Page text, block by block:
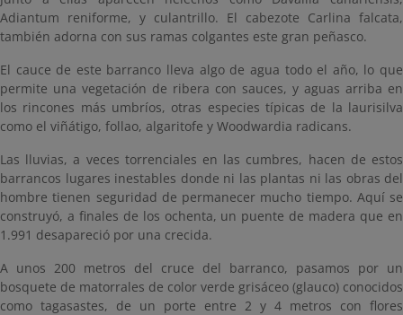
Adiantum reniforme, y culantrillo. El cabezote Carlina falcata,
también adorna con sus ramas colgantes este gran peñasco.
El cauce de este barranco lleva algo de agua todo el año, lo que
permite una vegetación de ribera con sauces, y aguas arriba en
los rincones más umbríos, otras especies típicas de la laurisilva
como el viñátigo, follao, algaritofe y Woodwardia radicans.
Las lluvias, a veces torrenciales en las cumbres, hacen de estos
barrancos lugares inestables donde ni las plantas ni las obras del
hombre tienen seguridad de permanecer mucho tiempo. Aquí se
construyó, a finales de los ochenta, un puente de madera que en
1.991 desapareció por una crecida.
A unos 200 metros del cruce del barranco, pasamos por un
bosquete de matorrales de color verde grisáceo (glauco) conocidos
como tagasastes, de un porte entre 2 y 4 metros con flores